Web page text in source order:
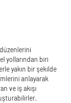
yollarından biri
yakın bir şekilde
anlayarak
ve iş akışı